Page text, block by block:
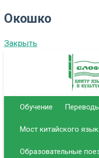
Окошко
Закрыть
г. Саратов
г. Балаково
Обучение
Мост китайского
Образовательные